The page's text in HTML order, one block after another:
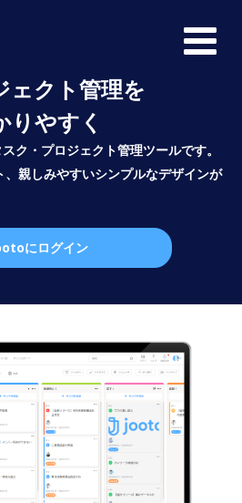
ェクト管理を
りやすく
ク・プロジェクト管理ツールです。
親しみやすいシンプルなデザインが
にログイン